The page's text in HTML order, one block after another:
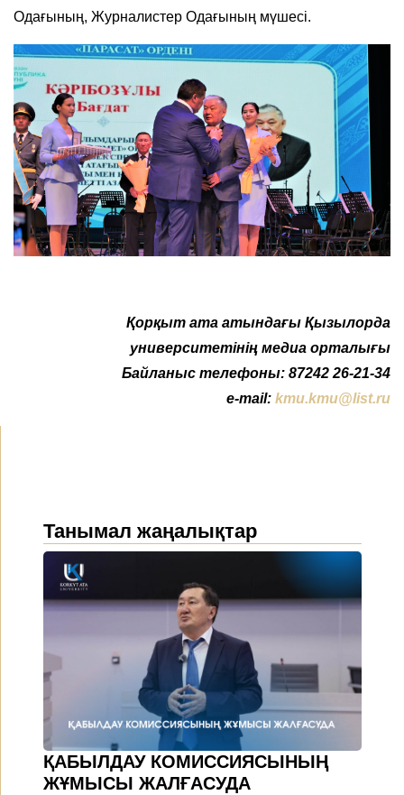
Одағының, Журналистер Одағының мүшесі.
Қорқыт ата атындағы Қызылорда
университетінің медиа орталығы
Байланыс телефоны: 87242 26-21-34
e-mail: kmu.kmu@list.ru
Танымал жаңалықтар
ҚАБЫЛДАУ КОМИССИЯСЫНЫҢ
ЖҰМЫСЫ ЖАЛҒАСУДА